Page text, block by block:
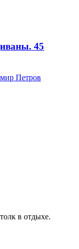
45
Петров
в отдыхе.